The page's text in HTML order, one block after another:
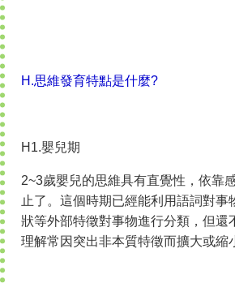
H.思維發育特點是什麼?
H1.嬰兒期
2~3歲嬰兒的思維具有直覺性，依靠
止了。這個時期已經能利用語詞對
狀等外部特徵對事物進行分類，但
理解常因突出非本質特徵而擴大或縮